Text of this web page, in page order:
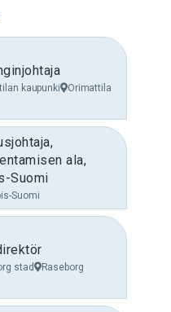
kaupunki Orimattila
ala,
Suomi
Suomi
stad Raseborg